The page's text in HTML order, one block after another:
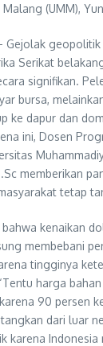
(UMM),
Gejolak
Serikat
signifikan.
bursa,
ke dapur dan
ini, Dosen
memberikan
tetap
kenaikan
membebani
tingginya
harga
90 persen
dari luar
karena